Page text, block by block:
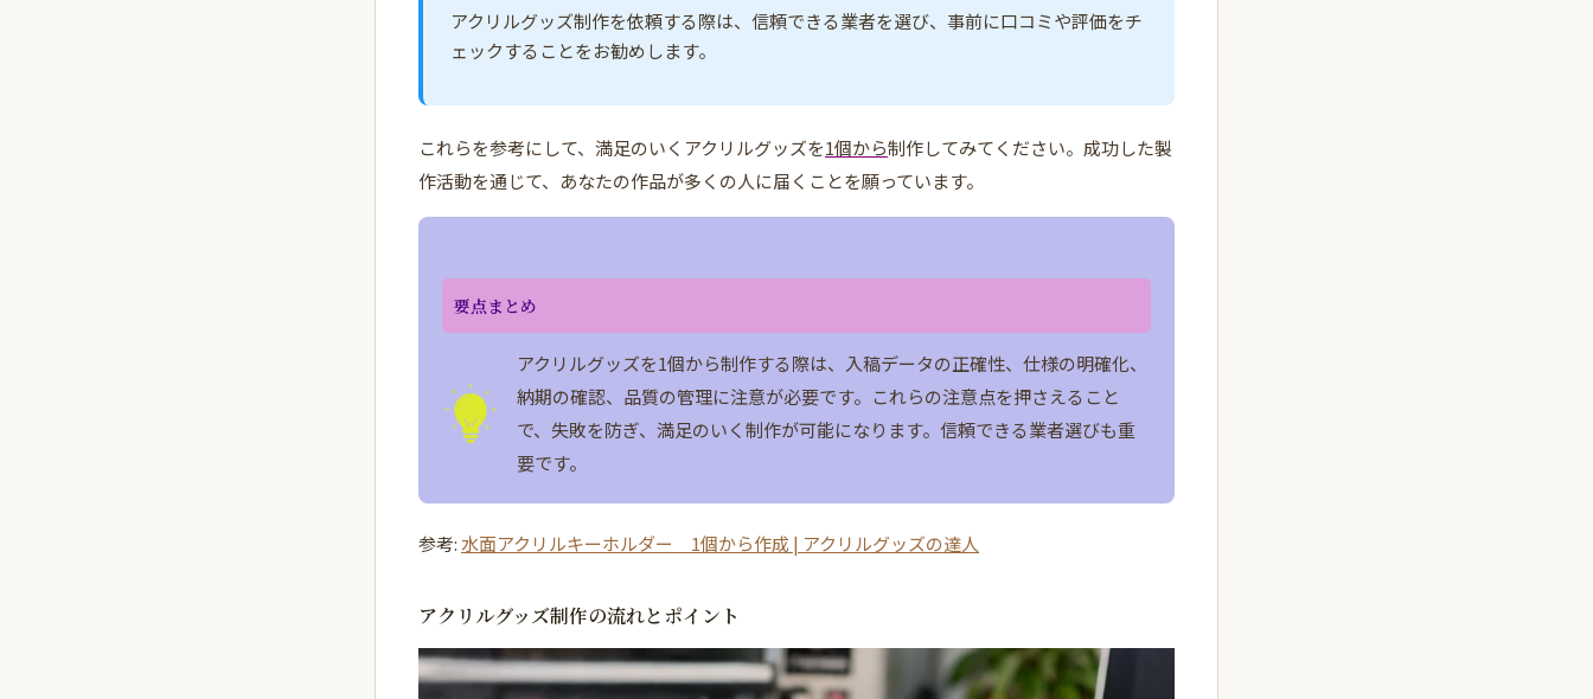
アクリルグッズ制作を依頼する際は、信頼できる業者を選び、事前に口コミや評価をチ
ェックすることをお勧めします。
これらを参考にして、満足のいくアクリルグッズを1個から制作してみてください。成功した製
作活動を通じて、あなたの作品が多くの人に届くことを願っています。
要点まとめ
アクリルグッズを1個から制作する際は、入稿データの正確性、仕様の明確化、
納期の確認、品質の管理に注意が必要です。これらの注意点を押さえること
で、失敗を防ぎ、満足のいく制作が可能になります。信頼できる業者選びも重
要です。
参考:水面アクリルキーホルダー 1個から作成 | アクリルグッズの達人
アクリルグッズ制作の流れとポイント